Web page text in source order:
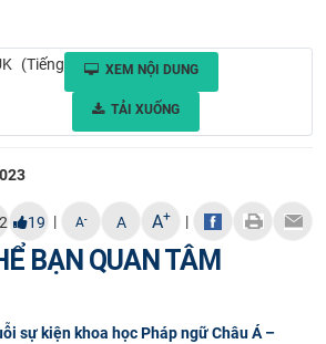
NGHỆ
(Tiếng
XEM NỘI DUNG
TẢI XUỐNG
19 | A- A A+ |
BẠN QUAN TÂM
sự kiện khoa học Pháp ngữ Châu Á –